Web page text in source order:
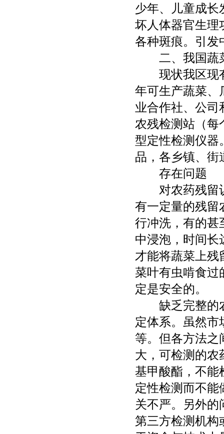
少年、儿童成长
坏人体器官生理
各种斑痕。引
二、我国蔬菜
现状我区现有
年可生产蔬菜、
业合作社、公司
农残检测站（每
型定性检测仪器
品，各乡镇、街
存在问题
对农药残留认
有一定量的残留
行冲洗，有的甚
中浸泡，时间长
才能将蔬菜上残
菜叶有虫啃食过
定是安全的。
缺乏完整的农
定体系。虽然市
等。但各方法之
大，可检测的农
基甲酸酯，不能
定性检测而不能
关不严。另外的
第三方检测机构